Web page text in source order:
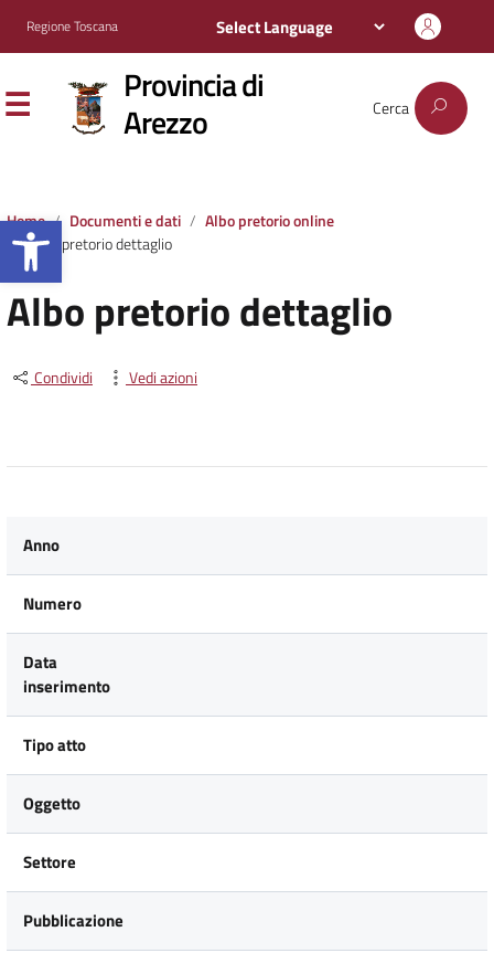
Apri la barra degli strumenti
Regione Toscana
Provincia di
Arezzo Cerca
Home Documenti e dati
Albo pretorio online
Albo pretorio dettaglio
Albo pretorio dettaglio
Condividi Vedi azioni
Anno
Numero
Data
inserimento
Tipo atto
Oggetto
Settore
Pubblicazione